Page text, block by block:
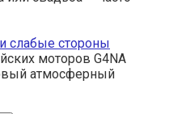
слабые стороны
моторов G4NA
атмосферный